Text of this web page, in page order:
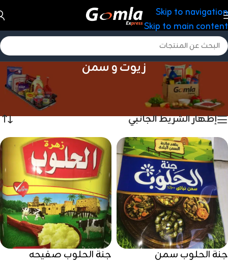
Skip to navigation
Skip to main content
زيوت و سمن
الرئيسية/منتجات غذائية
عرض ⁦16⁩ من كل النتائج
إظهار الشريط الجانبي
جنة الحلوب سمن
جنة الحلوب صفيحه